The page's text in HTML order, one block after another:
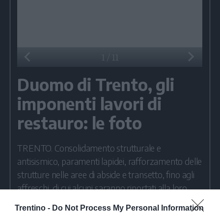
Trentino - Do Not Process My Personal Information
1 /11
Duomo di Trento, gli
imponenti lavori di
restauro: le foto
TRENTO. Consolidamento strutturale e
antisismico, paramenti lapidei, rafforzamento delle
strutture nelle aree di abside e transetto, fino agli
affreschi, di cui alcuni saranno riportati alla loro
interventi nei lavori in corso da tempo nella